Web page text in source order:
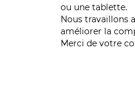
ou une tablette.
Nous travaillons
améliorer la
Merci de votre